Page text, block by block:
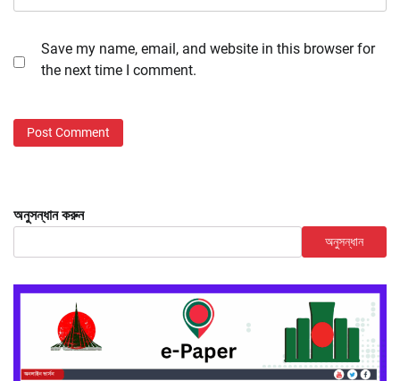
Save my name, email, and website in this browser for
the next time I comment.
অনুসন্ধান করুন
অনুসন্ধান